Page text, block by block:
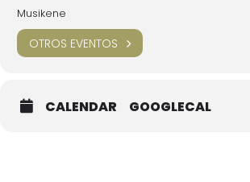
Musikene
OTROS EVENTOS
CALENDAR GOOGLECAL